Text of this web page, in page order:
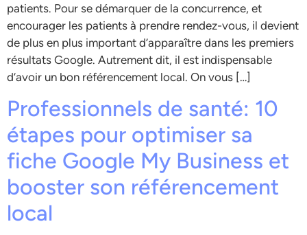
patients. Pour se démarquer de la concurrence, et
encourager les patients à prendre rendez-vous, il devient
de plus en plus important d’apparaître dans les premiers
résultats Google. Autrement dit, il est indispensable
d’avoir un bon référencement local. On vous […]
Professionnels de santé: 10
étapes pour optimiser sa
fiche Google My Business et
booster son référencement
local